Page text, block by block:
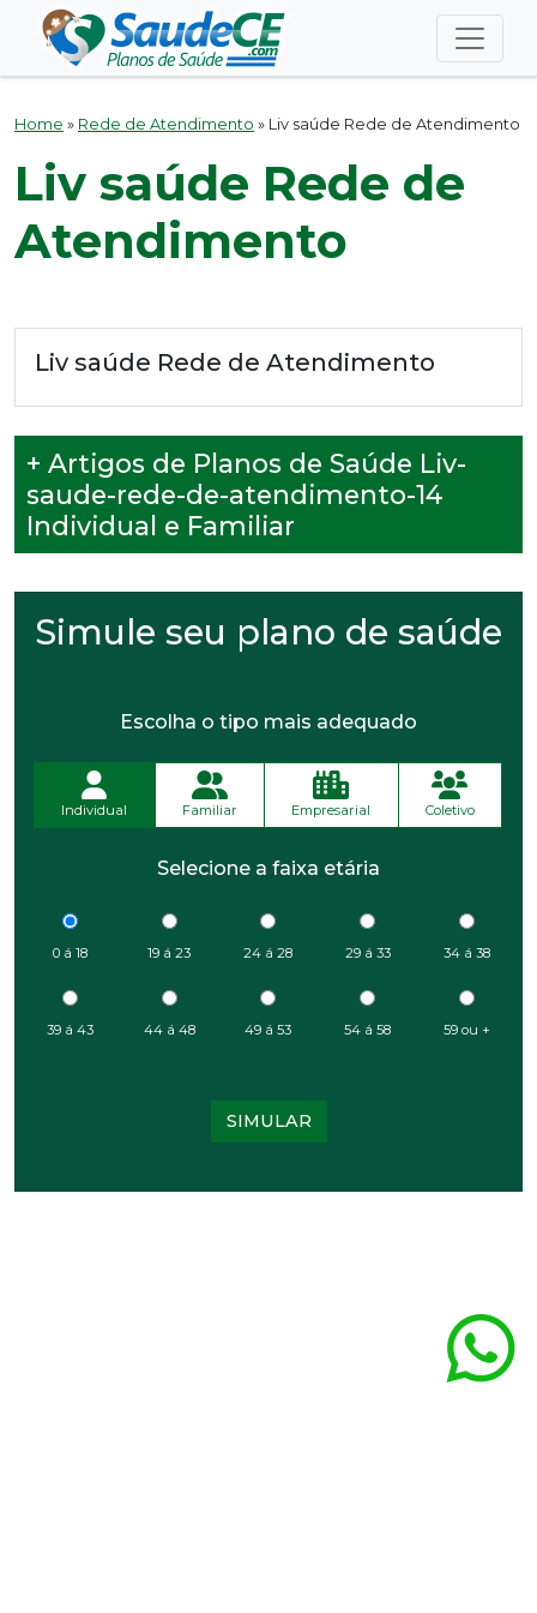
Home » Rede de Atendimento » Liv saúde Rede de Atendimento
Liv saúde Rede de
Atendimento
Liv saúde Rede de Atendimento
+ Artigos de Planos de Saúde Liv-
saude-rede-de-atendimento-14
Individual e Familiar
Simule seu plano de saúde
Escolha o tipo mais adequado
Individual Familiar Empresarial Coletivo
Selecione a faixa etária
0 á 18 19 á 23 24 á 28 29 á 33 34 á 38
39 á 43 44 á 48 49 á 53 54 á 58 59 ou +
SIMULAR